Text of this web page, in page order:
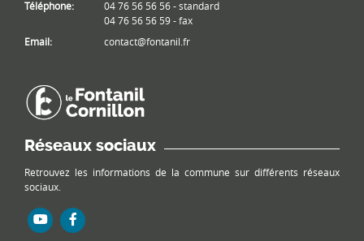
Téléphone:
04 76 56 56 56 - standard
04 76 56 56 59 - fax
Email:
contact@fontanil.fr
Réseaux sociaux
Retrouvez les informations de la commune sur différents réseaux
sociaux.